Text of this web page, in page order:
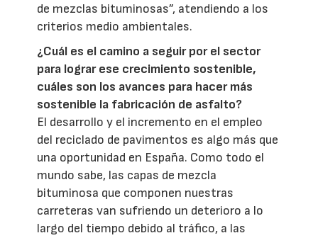
de mezclas bituminosas”, atendiendo a los
criterios medio ambientales.
¿Cuál es el camino a seguir por el sector
para lograr ese crecimiento sostenible,
cuáles son los avances para hacer más
sostenible la fabricación de asfalto?
El desarrollo y el incremento en el empleo
del reciclado de pavimentos es algo más que
una oportunidad en España. Como todo el
mundo sabe, las capas de mezcla
bituminosa que componen nuestras
carreteras van sufriendo un deterioro a lo
largo del tiempo debido al tráfico, a las